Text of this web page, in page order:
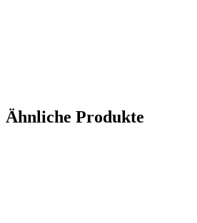
Ähnliche Produkte